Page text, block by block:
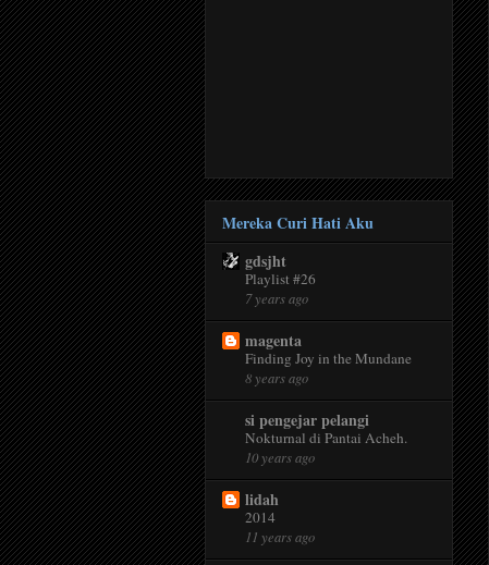
Mereka Curi Hati Aku
gdsjht
Playlist #26
7 years ago
magenta
Finding Joy in the Mundane
8 years ago
si pengejar pelangi
Nokturnal di Pantai Acheh.
10 years ago
lidah
2014
11 years ago